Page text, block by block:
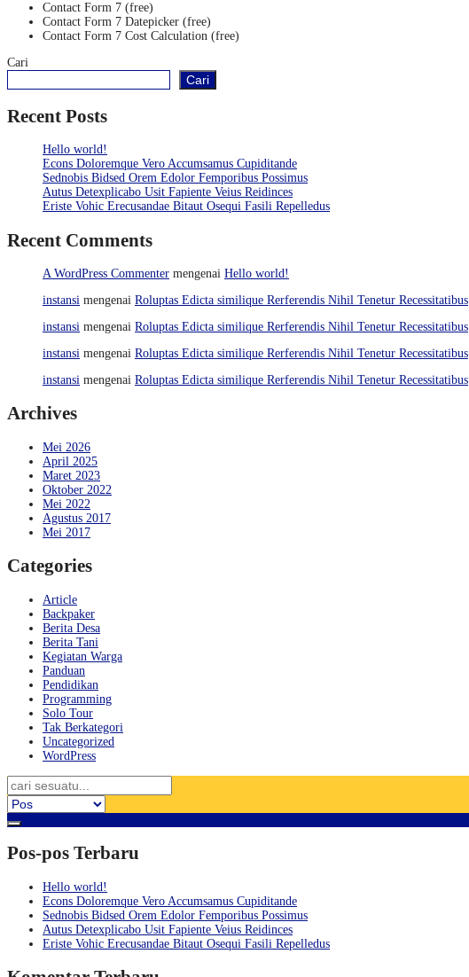
Contact Form 7 (free)
Contact Form 7 Datepicker (free)
Contact Form 7 Cost Calculation (free)
Cari
Cari
Recent Posts
Hello world!
Econs Doloremque Vero Accumsamus Cupiditande
Sednobis Bidsed Orem Edolor Femporibus Possimus
Autus Detexplicabo Usit Fapiente Veius Reidinces
Eriste Vohic Erecusandae Bitaut Osequi Fasili Repelledus
Recent Comments
A WordPress Commenter mengenai Hello world!
instansi mengenai Roluptas Edicta similique Rerferendis Nihil Tenetur Recessitatibus
instansi mengenai Roluptas Edicta similique Rerferendis Nihil Tenetur Recessitatibus
instansi mengenai Roluptas Edicta similique Rerferendis Nihil Tenetur Recessitatibus
instansi mengenai Roluptas Edicta similique Rerferendis Nihil Tenetur Recessitatibus
Archives
Mei 2026
April 2025
Maret 2023
Oktober 2022
Mei 2022
Agustus 2017
Mei 2017
Categories
Article
Backpaker
Berita Desa
Berita Tani
Kegiatan Warga
Panduan
Pendidikan
Programming
Solo Tour
Tak Berkategori
Uncategorized
WordPress
Pos-pos Terbaru
Hello world!
Econs Doloremque Vero Accumsamus Cupiditande
Sednobis Bidsed Orem Edolor Femporibus Possimus
Autus Detexplicabo Usit Fapiente Veius Reidinces
Eriste Vohic Erecusandae Bitaut Osequi Fasili Repelledus